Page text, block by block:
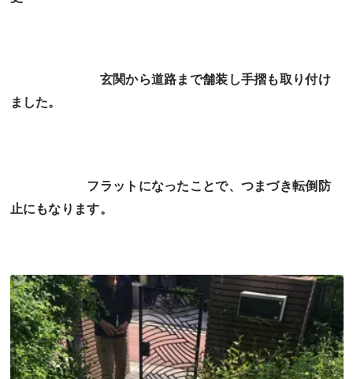
玄関から道路まで舗装し手摺も取り付け
ました。
フラットになったことで、つまづき転倒防
止にもなります。